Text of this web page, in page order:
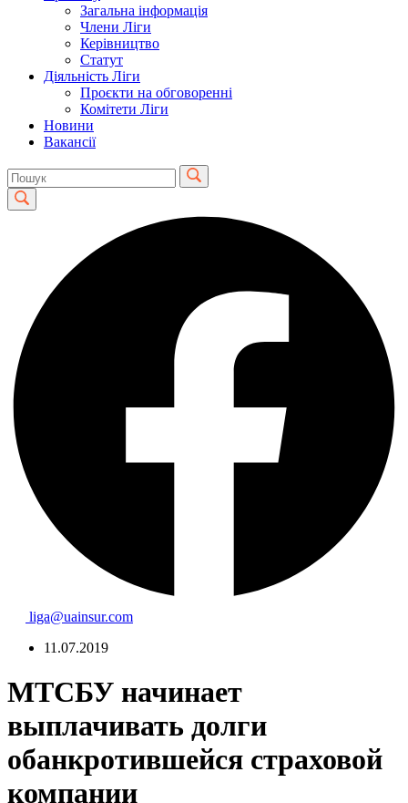
Загальна інформація
Члени Ліги
Керівництво
Статут
Діяльність Ліги
Проєкти на обговоренні
Комітети Ліги
Новини
Вакансії
liga@uainsur.com
11.07.2019
МТСБУ начинает
выплачивать долги
обанкротившейся страховой
компании